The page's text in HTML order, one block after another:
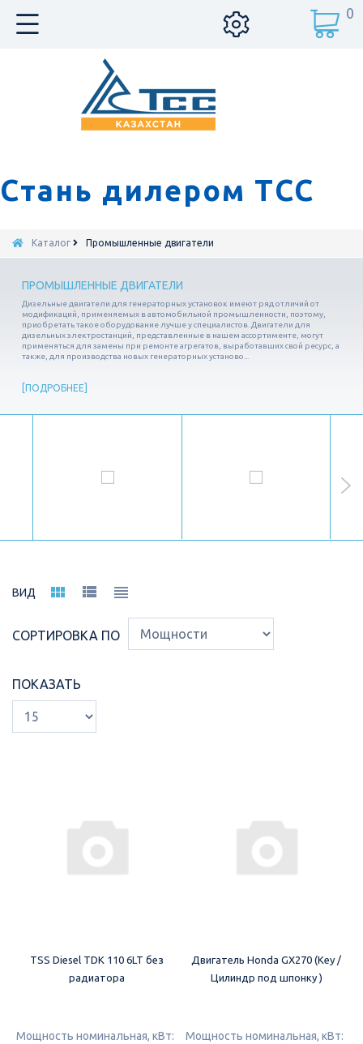
Стань дилером ТСС
0
Каталог Промышленные двигатели
ПРОМЫШЛЕННЫЕ ДВИГАТЕЛИ
Дизельные двигатели для генераторных установок имеют ряд отличий от
модификаций, применяемых в автомобильной промышленности, поэтому,
приобретать такое оборудование лучше у специалистов. Двигатели для
дизельных электростанций, представленные в нашем ассортименте, могут
применяться для замены при ремонте агрегатов, выработавших свой ресурс, а
также, для производства новых генераторных установо...
ПОДРОБНЕЕ
ВИД
СОРТИРОВКА ПО
ПОКАЗАТЬ
TSS Diesel TDK 110 6LT без
радиатора
Мощность номинальная, кВт:
Двигатель Honda GX270 (Key /
Цилиндр под шпонку )
Мощность номинальная, кВт: